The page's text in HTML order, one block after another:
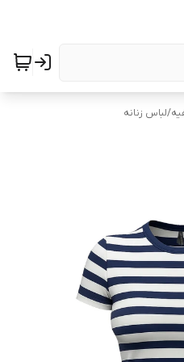
/لباس زنانه